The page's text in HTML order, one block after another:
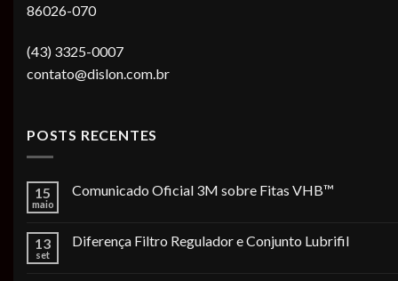
86026-070
(43) 3325-0007
contato@dislon.com.br
POSTS RECENTES
15
maio
Comunicado Oficial 3M sobre Fitas VHB™
13
set
Diferença Filtro Regulador e Conjunto Lubrifil